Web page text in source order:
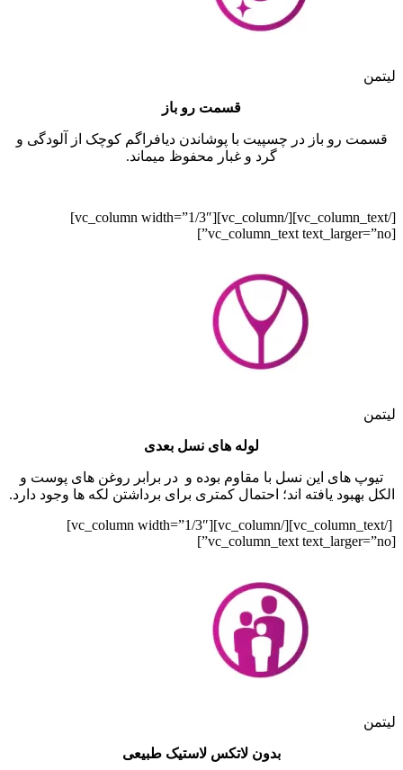
لیتمن
قسمت رو باز
قسمت رو باز در چسپیت با پوشاندن دیافراگم کوچک از آلودگی و
گرد و غبار محفوظ میماند.
[/vc_column_text][/vc_column][vc_column width=”1/3″]
[vc_column_text text_larger=”no”]
لیتمن
لوله های نسل بعدی
تیوپ های این نسل با مقاوم بوده و در برابر روغن های پوست و
الکل بهبود یافته اند؛ احتمال کمتری برای برداشتن لکه ها وجود دارد.
[/vc_column_text][/vc_column][vc_column width=”1/3″]
[vc_column_text text_larger=”no”]
لیتمن
بدون لاتکس لاستیک طبیعی